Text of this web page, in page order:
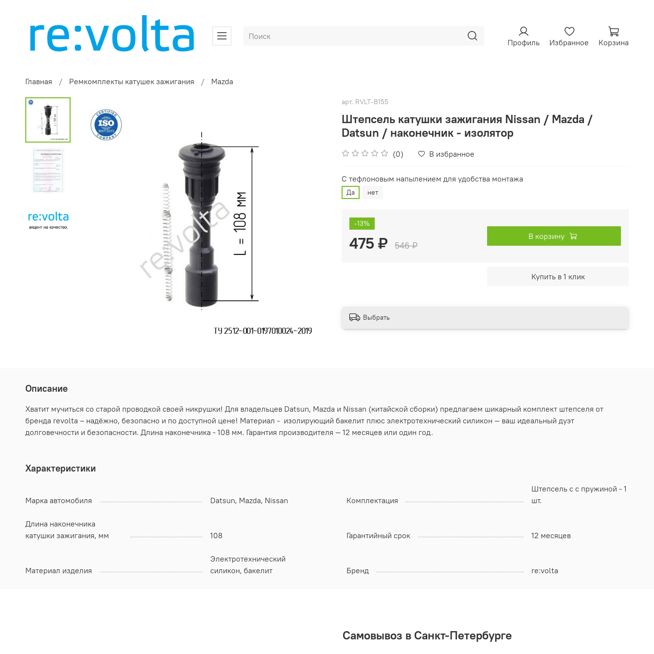
Профиль Избранное Корзина
Главная Ремкомплекты катушек зажигания Mazda
арт. RVLT-B155
Штепсель катушки зажигания Nissan / Mazda /
Datsun / наконечник - изолятор
(0) В избранное
С тефлоновым напылением для удобства монтажа
Да нет
-13%
475 ₽ 546 ₽
В корзину
Купить в 1 клик
Выбрать
Описание
Хватит мучиться со старой проводкой своей никрушки! Для владельцев Datsun, Mazda и Nissan (китайской сборки) предлагаем шикарный комплект штепселя от
бренда revolta – надёжно, безопасно и по доступной цене! Материал - изолирующий бакелит плюс электротехнический силикон — ваш идеальный дуэт
долговечности и безопасности. Длина наконечника - 108 мм. Гарантия производителя — 12 месяцев или один год.
Характеристики
Марка автомобиля Datsun, Mazda, Nissan Комплектация
Штепсель c с пружиной - 1
шт.
Длина наконечника
катушки зажигания, мм
108 Гарантийный срок 12 месяцев
Материал изделия
Электротехнический
силикон, бакелит
Бренд re:volta
Самовывоз в Санкт-Петербурге